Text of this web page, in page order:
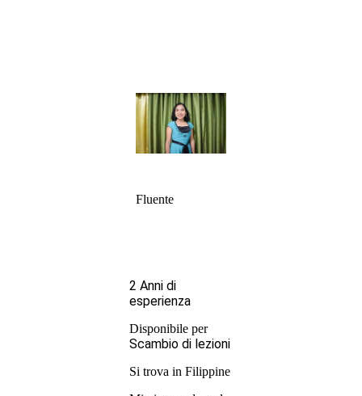
Fluente
2 Anni di
esperienza
Disponibile per
Scambio di lezioni
Si trova in Filippine